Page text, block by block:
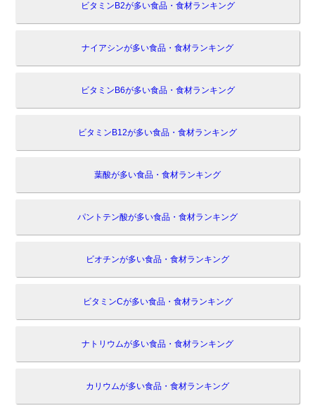
ビタミンB2が多い食品・食材ランキング
ナイアシンが多い食品・食材ランキング
ビタミンB6が多い食品・食材ランキング
ビタミンB12が多い食品・食材ランキング
葉酸が多い食品・食材ランキング
パントテン酸が多い食品・食材ランキング
ビオチンが多い食品・食材ランキング
ビタミンCが多い食品・食材ランキング
ナトリウムが多い食品・食材ランキング
カリウムが多い食品・食材ランキング